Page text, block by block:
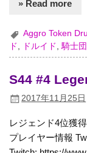
» Read more
Aggro Token
ド
ドルイド ,騎士団
S44 #4
2017年11月25日
レジェンド4位獲
プレイヤー情報